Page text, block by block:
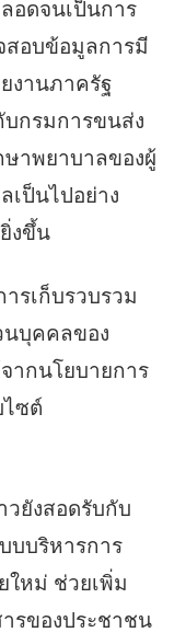
อดจนเป็นการ
สอบข้อมูลการมี
งานภาครัฐ
กรมการขนส่ง
ษาพยาบาลของผู้
เป็นไปอย่าง
งขึ้น
รเก็บรวบรวม
นบุคคลของ
ากนโยบายการ
ซต์
ยังสอดรับกับ
บบริหารการ
ใหม่ ช่วยเพิ่ม
รของประชาชน